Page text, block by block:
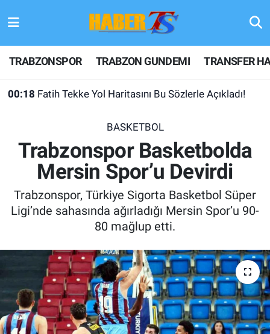
TRABZONSPOR TRABZON GUNDEMI TRANSFER
00:18 Fatih Tekke Yol Haritasını Bu Sözlerle Açıkladı!
BASKETBOL
Trabzonspor Basketbolda
Mersin Spor’u Devirdi
Trabzonspor, Türkiye Sigorta Basketbol Süper
Ligi’nde sahasında ağırladığı Mersin Spor’u 90-
80 mağlup etti.
TRABZONSPOR
TRABZON GUNDEMI
KULİS MEYDANI
1461 TRABZON
ALT LIGLER
TV VE SİNEMA
BASKETBOL
Hava Durumu
Trafik Durumu
Son Dakika Haberleri
Haber Arşivi